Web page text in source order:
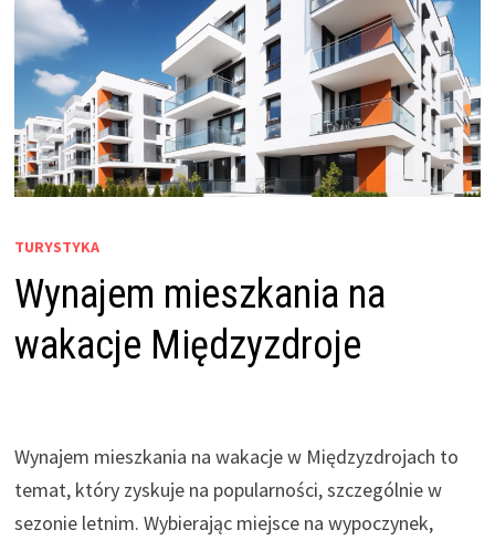
TURYSTYKA
Wynajem mieszkania na
wakacje Międzyzdroje
Wynajem mieszkania na wakacje w Międzyzdrojach to
temat, który zyskuje na popularności, szczególnie w
sezonie letnim. Wybierając miejsce na wypoczynek,